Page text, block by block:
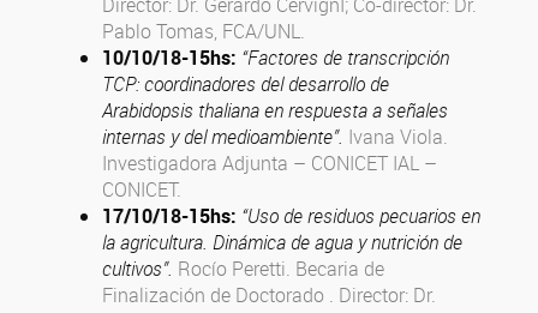
Pablo Tomas, FCA/UNL.
10/10/18-15hs: “Factores de transcripción
TCP: coordinadores del desarrollo de
Arabidopsis thaliana en respuesta a señales
internas y del medioambiente”. Ivana Viola.
Investigadora Adjunta – CONICET IAL –
CONICET.
17/10/18-15hs: “Uso de residuos pecuarios en
la agricultura. Dinámica de agua y nutrición de
cultivos”. Rocío Peretti. Becaria de
Finalización de Doctorado . Director: Dr.